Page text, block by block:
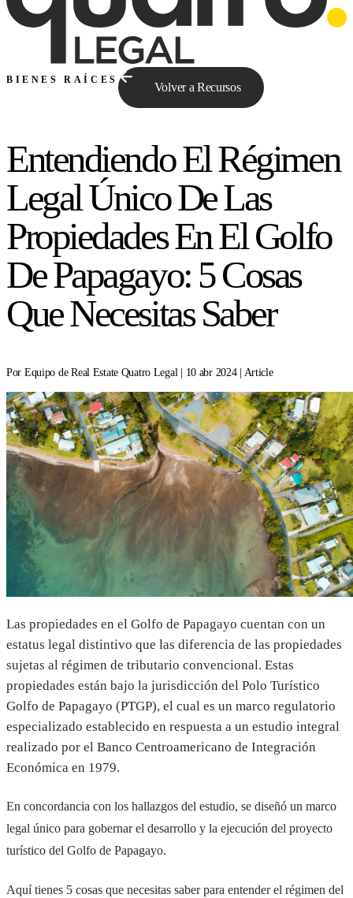
Preguntale a Qe...
BIENES RAÍCES
Volver a Recursos
Entendiendo El Régimen
Legal Único De Las
Propiedades En El Golfo
De Papagayo: 5 Cosas
Que Necesitas Saber
Por Equipo de Real Estate Quatro Legal | 10 abr 2024 | Article
Las propiedades en el Golfo de Papagayo cuentan con un
estatus legal distintivo que las diferencia de las propiedades
sujetas al régimen de tributario convencional. Estas
propiedades están bajo la jurisdicción del Polo Turístico
Golfo de Papagayo (PTGP), el cual es un marco regulatorio
especializado establecido en respuesta a un estudio integral
realizado por el Banco Centroamericano de Integración
Económica en 1979.
En concordancia con los hallazgos del estudio, se diseñó un marco
legal único para gobernar el desarrollo y la ejecución del proyecto
turístico del Golfo de Papagayo.
Aquí tienes 5 cosas que necesitas saber para entender el régimen del